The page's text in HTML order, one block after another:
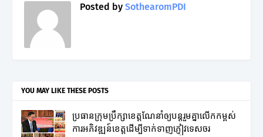
Posted by SothearomPDI
YOU MAY LIKE THESE POSTS
ប្រធានក្រុមប្រឹក្សាខេត្តណែនាំឲ្យបន្តរួមគ្នាលើកកម្ពស់
ការអភិវឌ្ឍន៍ខេត្តដើម្បីទាក់ទាញភ្ញៀវទេសចរ